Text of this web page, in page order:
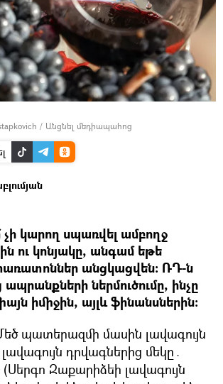
/ Անցնել մեդիապահոց
կարող սպառվել ամբողջ
ու կոնյակը, անգամ եթե
անցկացվեն։ ՌԴ-ն
ներմուծումը, ինչը
իմիջին, այլև ֆինանսներին։
պատերազմի մասին լավագույն
դրվագներից մեկը․
(Սերգո Զաքարիձեի լավագույն